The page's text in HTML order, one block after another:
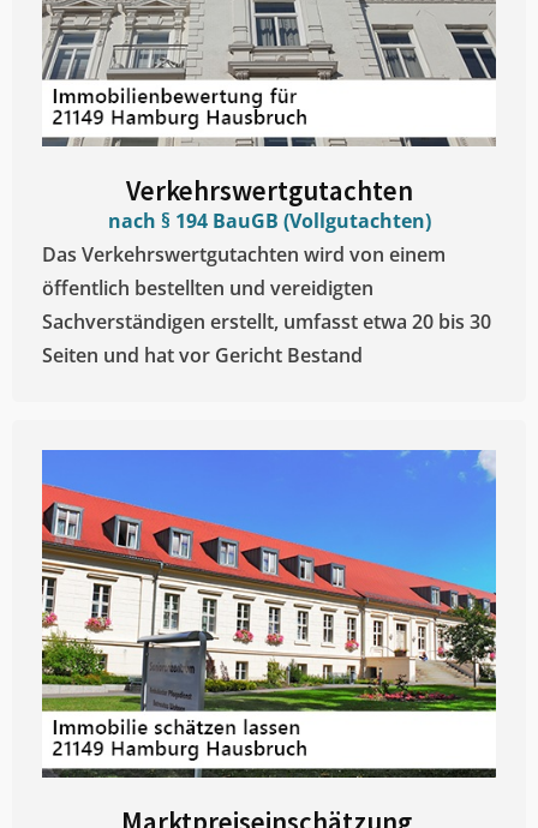
Verkehrswertgutachten
nach § 194 BauGB (Vollgutachten)
Das Verkehrswertgutachten wird von einem
öffentlich bestellten und vereidigten
Sachverständigen erstellt, umfasst etwa 20 bis 30
Seiten und hat vor Gericht Bestand